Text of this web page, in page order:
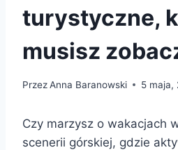
turystyczne,
musisz
PrzezAnna Baranowski 5 maja,
Czy marzysz o wakacjach
scenerii górskiej, gdzie